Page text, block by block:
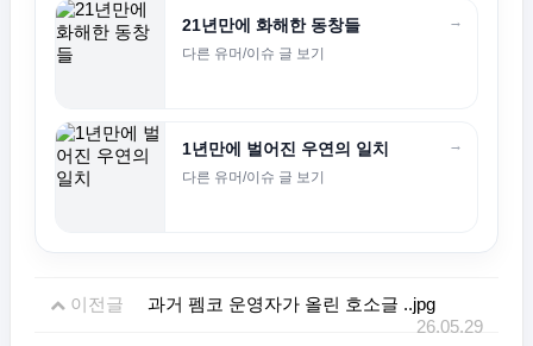
21년만에 화해한 동창들
다른 유머/이슈 글 보기
→
1년만에 벌어진 우연의 일치
다른 유머/이슈 글 보기
→
이전글
과거 펨코 운영자가 올린 호소글 ..jpg
26.05.29